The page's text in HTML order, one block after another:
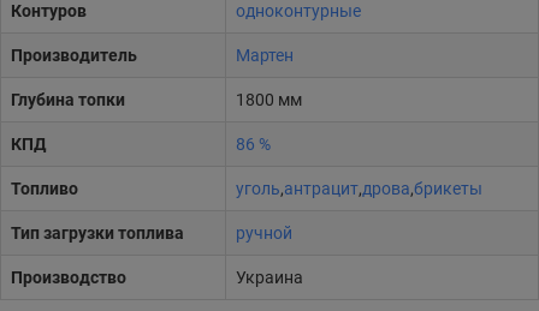
Контуров одноконтурные
Производитель Мартен
Глубина топки 1800 мм
КПД 86 %
Топливо уголь,антрацит,дрова,брикеты
Тип загрузки топлива ручной
Производство Украина